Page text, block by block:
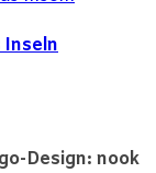
Inseln
Design: nook